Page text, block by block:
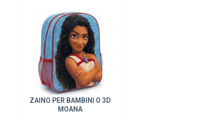
ZAINO PER BAMBINI O 3D
MOANA